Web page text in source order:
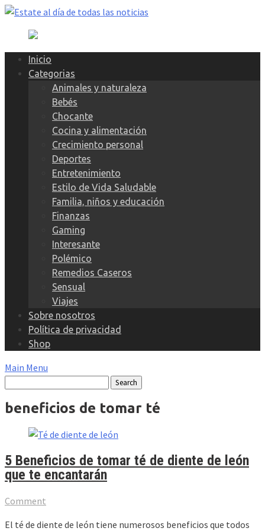
Skip
content
Inicio
Categorias
Animales y naturaleza
Bebés
Chocante
Cocina y alimentación
Crecimiento personal
Deportes
Entretenimiento
Estilo de Vida Saludable
Familia, niños y educación
Finanzas
Gaming
Interesante
Polémico
Remedios Caseros
Sensual
Viajes
Sobre nosotros
Política de privacidad
Shop
Main Menu
beneficios de tomar té
5 Beneficios de tomar té de diente de león
que te encantarán
Comment
El té de diente de león tiene numerosos beneficios que todos